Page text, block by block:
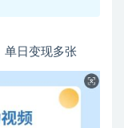
单日变现多张